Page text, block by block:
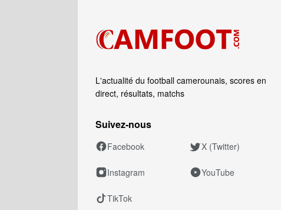
L'actualité du football camerounais, scores en
direct, résultats, matchs
Suivez‑nous
Facebook X (Twitter)
Instagram YouTube
TikTok